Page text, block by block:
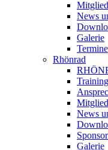
News
Galerie
Termine
Rhönrad
News
Galerie